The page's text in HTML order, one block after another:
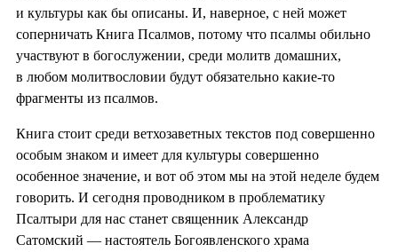
и культуры как бы описаны. И, наверное, с ней может
соперничать Книга Псалмов, потому что псалмы обильно
участвуют в богослужении, среди молитв домашних,
в любом молитвословии будут обязательно какие-то
фрагменты из псалмов.
Книга стоит среди ветхозаветных текстов под совершенно
особым знаком и имеет для культуры совершенно
особенное значение, и вот об этом мы на этой неделе будем
говорить. И сегодня проводником в проблематику
Псалтыри для нас станет священник Александр
Сатомский — настоятель Богоявленского храма